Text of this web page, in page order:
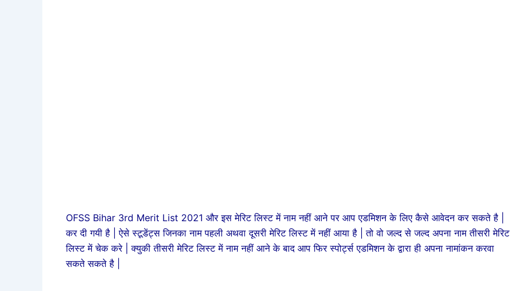
OFSS Bihar 3rd Merit List 2021 और इस मेरिट लिस्ट में नाम नहीं आने पर आप एडमिशन के लिए कैसे आवेदन कर सकते है |
कर दी गयी है | ऐसे स्टूडेंट्स जिनका नाम पहली अथवा दूसरी मेरिट लिस्ट में नहीं आया है | तो वो जल्द से जल्द अपना नाम तीसरी मेरिट
लिस्ट में चेक करे | क्युकी तीसरी मेरिट लिस्ट में नाम नहीं आने के बाद आप फिर स्पोर्ट्स एडमिशन के द्वारा ही अपना नामांकन करवा
सकते सकते है |